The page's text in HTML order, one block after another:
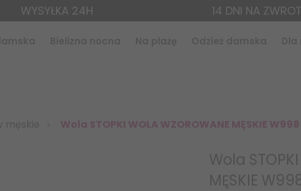
WYSYŁKA 24H 14 DNI NA ZWROT
męskie Wola STOPKI WOLA WZOROWANE MĘSKIE W998
Wola
MĘSKIE